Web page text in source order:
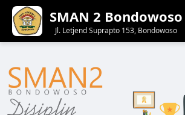
SMAN 2 Bondowoso
Jl. Letjend Suprapto 153, Bondowoso